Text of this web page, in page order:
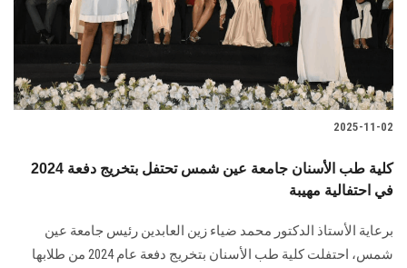
2025-11-02
كلية طب الأسنان جامعة عين شمس تحتفل بتخريج دفعة 2024
في احتفالية مهيبة
برعاية الأستاذ الدكتور محمد ضياء زين العابدين رئيس جامعة عين
شمس، احتفلت كلية طب الأسنان بتخريج دفعة عام 2024 من طلابها